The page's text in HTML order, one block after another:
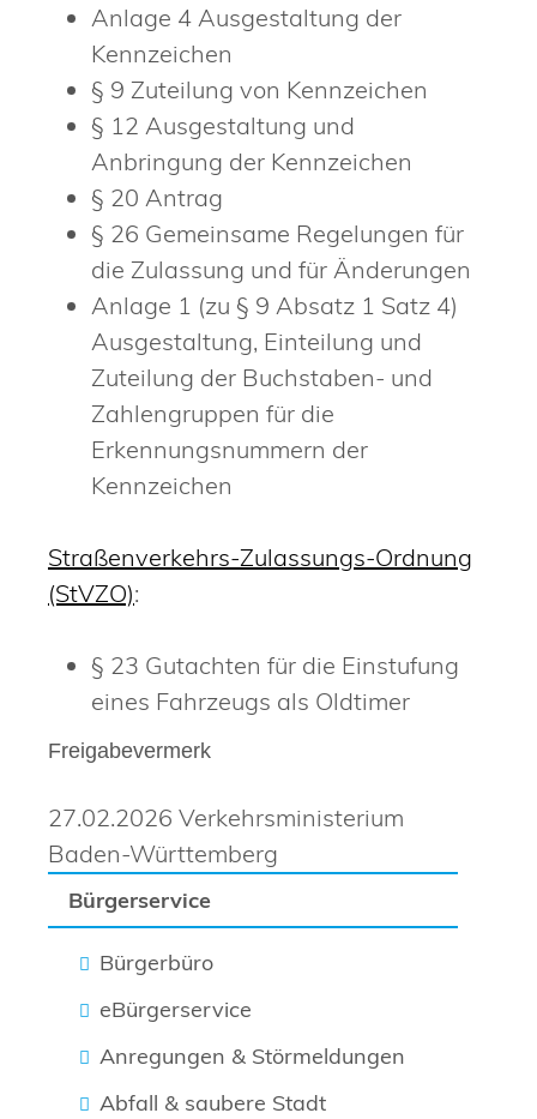
Bürgerservice
Bürgerbüro
eBürgerservice
Anregungen & Störmeldungen
Abfall & saubere Stadt
Anlage 4 Ausgestaltung der
Kennzeichen
§ 9 Zuteilung von Kennzeichen
§ 12 Ausgestaltung und
Anbringung der Kennzeichen
§ 20 Antrag
§ 26 Gemeinsame Regelungen für
die Zulassung und für Änderungen
Anlage 1 (zu § 9 Absatz 1 Satz 4)
Ausgestaltung, Einteilung und
Zuteilung der Buchstaben- und
Zahlengruppen für die
Erkennungsnummern der
Kennzeichen
Straßenverkehrs-Zulassungs-Ordnung
(StVZO):
§ 23 Gutachten für die Einstufung
eines Fahrzeugs als Oldtimer
Freigabevermerk
27.02.2026 Verkehrsministerium
Baden-Württemberg